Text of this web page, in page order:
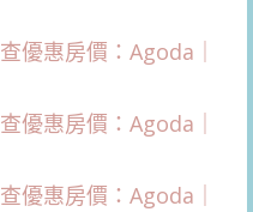
查優惠房價：Agoda｜
查優惠房價：Agoda｜
查優惠房價：Agoda｜